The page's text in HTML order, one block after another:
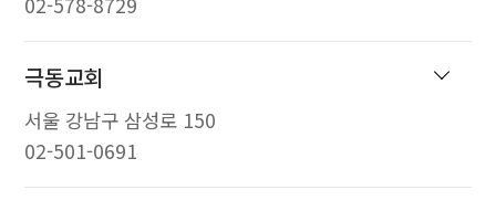
극동교회
서울 강남구 삼성로 150
02-501-0691